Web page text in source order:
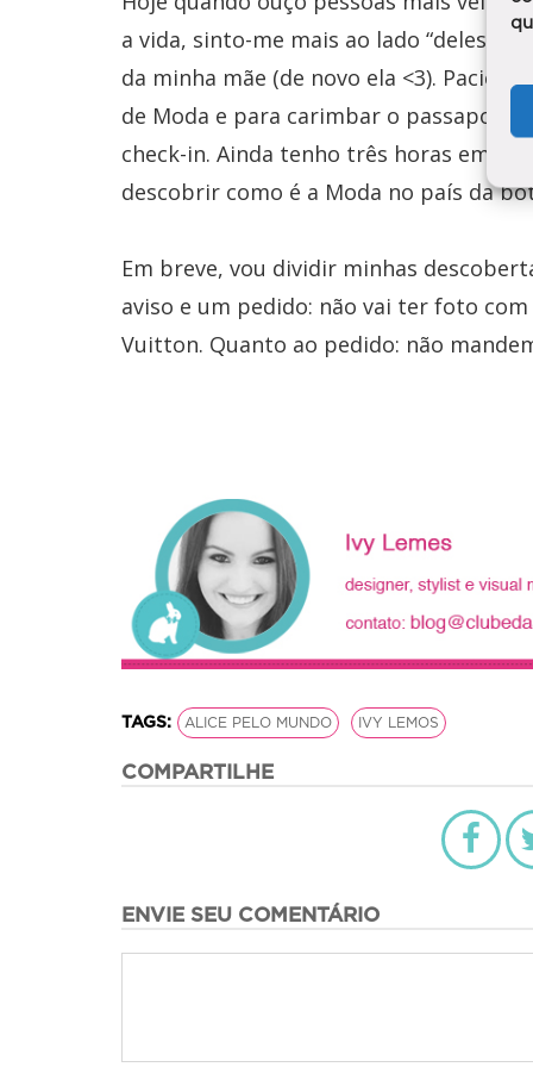
a vida, sinto-me mais ao lado “deles” do
da minha mãe (de novo ela <3).
de Moda e para carimbar o
check-in. Ainda tenho três horas em
descobrir como é a Moda no país da
Em breve, vou dividir minhas
aviso e um pedido: não vai ter foto
Vuitton. Quanto ao pedido: não
TAGS: ALICE PELO MUNDO IVY LEMOS
COMPARTILHE
ENVIE SEU COMENTÁRIO